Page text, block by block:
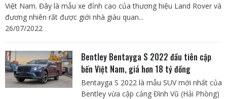
Việt Nam. Đây là mẫu xe đỉnh cao của thương hiệu Land Rover và
đương nhiên rất được giới nhà giàu quan...
26/07/2022
Bentley Bentayga S 2022 đầu tiên cập
bến Việt Nam, giá hơn 18 tỷ đồng
Bentayga S 2022 là mẫu SUV mới nhất của
Bentley vừa cập cảng Đình Vũ (Hải Phòng)